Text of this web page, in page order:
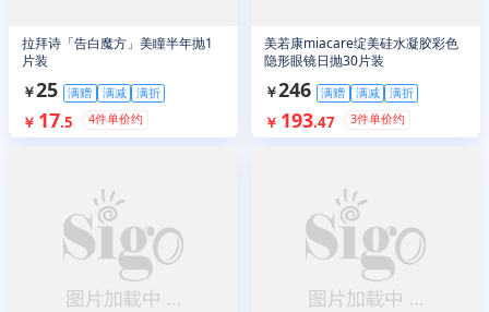
拉拜诗「告白魔方」美瞳半年抛1
片装
￥25 满赠 满减 满折
￥ 17.5 4件单价约
美若康miacare绽美硅水凝胶彩色
隐形眼镜日抛30片装
￥246 满赠 满减 满折
￥ 193.47 3件单价约